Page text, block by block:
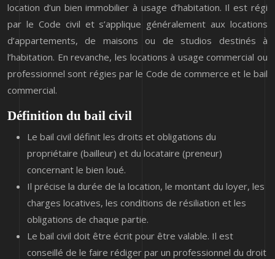
location d’un bien immobilier à usage d’habitation. Il est régi
par le Code civil et s’applique généralement aux locations
d’appartements, de maisons ou de studios destinés à
l’habitation. En revanche, les locations à usage commercial ou
professionnel sont régies par le Code de commerce et le bail
commercial.
Définition du bail civil
Le bail civil définit les droits et obligations du
propriétaire (bailleur) et du locataire (preneur)
concernant le bien loué.
Il précise la durée de la location, le montant du loyer, les
charges locatives, les conditions de résiliation et les
obligations de chaque partie.
Le bail civil doit être écrit pour être valable. Il est
conseillé de le faire rédiger par un professionnel du droit